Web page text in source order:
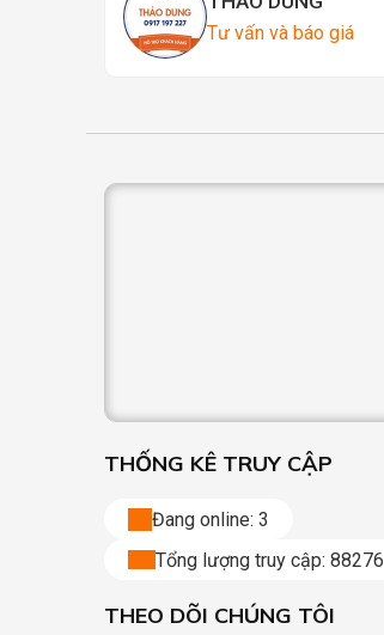
Tư vấn và báo giá
THỐNG KÊ TRUY CẬP
Đang online: 3
Tổng lượng truy cập: 88276
THEO DÕI CHÚNG TÔI